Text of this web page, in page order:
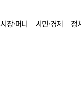
시장·머니 시민·경제 정